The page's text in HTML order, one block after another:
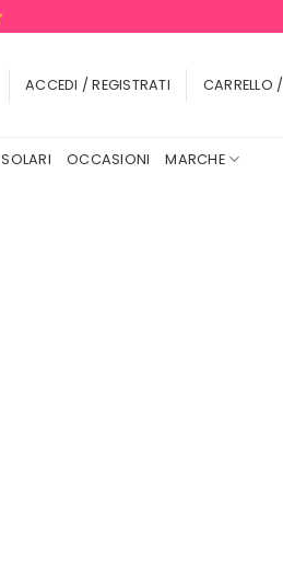
ACCEDI / REGISTRATI CARRELLO /
SOLARI OCCASIONI MARCHE